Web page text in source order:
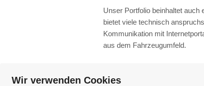
Unser Portfolio beinhaltet auch
bietet viele technisch
Kommunikation mit
aus dem Fahrzeugumfeld.
Wir verwenden Cookies